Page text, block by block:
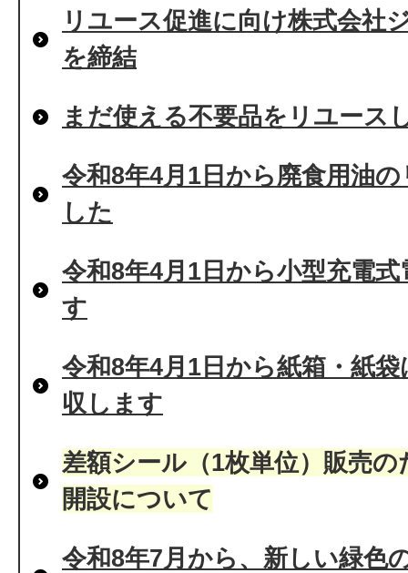
リユース促進に向け株式会社
を締結
まだ使える不要品をリユース
令和8年4月1日から廃食用油
した
令和8年4月1日から小型充電
す
令和8年4月1日から紙箱・紙
収します
差額シール（1枚単位）販売
開設について
令和8年7月から、新しい緑色